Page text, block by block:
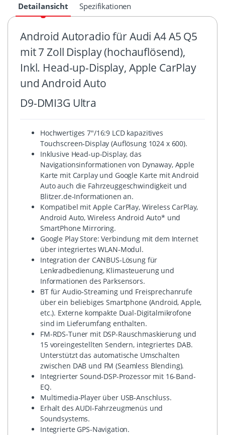
Detailansicht Spezifikationen
Android Autoradio für Audi A4 A5 Q5
mit 7 Zoll Display (hochauflösend),
Inkl. Head-up-Display, Apple CarPlay
und Android Auto
D9-DMI3G Ultra
Hochwertiges 7″/16:9 LCD kapazitives
Touchscreen-Display (Auflösung 1024 x 600).
Inklusive Head-up-Display, das
Navigationsinformationen von Dynaway, Apple
Karte mit Carplay und Google Karte mit Android
Auto auch die Fahrzeuggeschwindigkeit und
Blitzer.de-Informationen an.
Kompatibel mit Apple CarPlay, Wireless CarPlay,
Android Auto, Wireless Android Auto* und
SmartPhone Mirroring.
Google Play Store: Verbindung mit dem Internet
über integriertes WLAN-Modul.
Integration der CANBUS-Lösung für
Lenkradbedienung, Klimasteuerung und
Informationen des Parksensors.
BT für Audio-Streaming und Freisprechanrufe
über ein beliebiges Smartphone (Android, Apple,
etc.). Externe kompakte Dual-Digitalmikrofone
sind im Lieferumfang enthalten.
FM-RDS-Tuner mit DSP-Rauschmaskierung und
15 voreingestellten Sendern, integriertes DAB.
Unterstützt das automatische Umschalten
zwischen DAB und FM (Seamless Blending).
Integrierter Sound-DSP-Prozessor mit 16-Band-
EQ.
Multimedia-Player über USB-Anschluss.
Erhalt des AUDI-Fahrzeugmenüs und
Soundsystems.
Integrierte GPS-Navigation.